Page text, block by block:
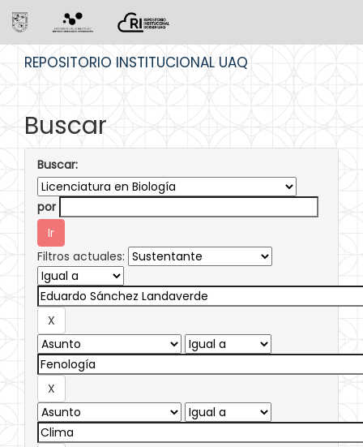
REPOSITORIO INSTITUCIONAL UAQ
Buscar
Buscar:
por
Filtros actuales: